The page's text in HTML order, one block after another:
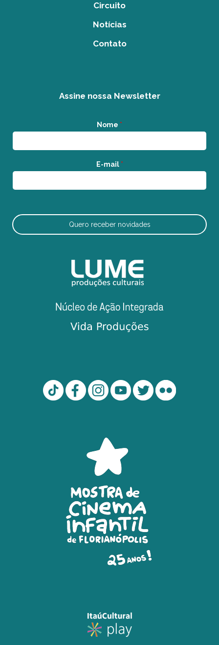
Circuito
Notícias
Contato
Assine nossa Newsletter
Nome *
E-mail *
Quero receber novidades